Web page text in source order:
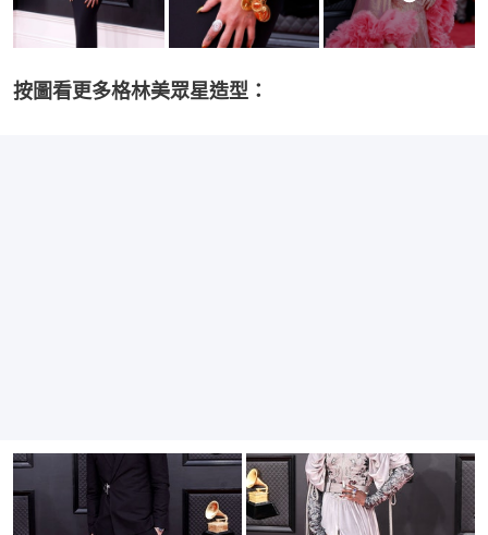
按圖看更多格林美眾星造型：